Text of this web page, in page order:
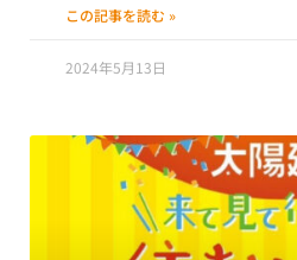
この記事を読む »
2024年5月13日